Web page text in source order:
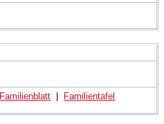
Familienblatt Familientafel